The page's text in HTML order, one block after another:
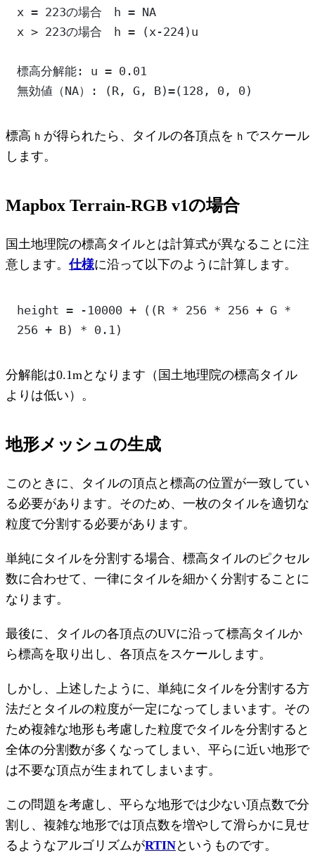
x = 223の場合　h = NA
x > 223の場合　h = (x-224)u
標高分解能: u = 0.01
無効値（NA）: (R, G, B)=(128, 0, 0)
標高 h が得られたら、タイルの各頂点を h でスケール
します。
Mapbox Terrain-RGB v1の場合
国土地理院の標高タイルとは計算式が異なることに注
意します。仕様に沿って以下のように計算します。
height = -10000 + ((R * 256 * 256 + G *
256 + B) * 0.1)
分解能は0.1mとなります（国土地理院の標高タイル
よりは低い）。
地形メッシュの生成
このときに、タイルの頂点と標高の位置が一致してい
る必要があります。そのため、一枚のタイルを適切な
粒度で分割する必要があります。
単純にタイルを分割する場合、標高タイルのピクセル
数に合わせて、一律にタイルを細かく分割することに
なります。
最後に、タイルの各頂点のUVに沿って標高タイルか
ら標高を取り出し、各頂点をスケールします。
しかし、上述したように、単純にタイルを分割する方
法だとタイルの粒度が一定になってしまいます。その
ため複雑な地形も考慮した粒度でタイルを分割すると
全体の分割数が多くなってしまい、平らに近い地形で
は不要な頂点が生まれてしまいます。
この問題を考慮し、平らな地形では少ない頂点数で分
割し、複雑な地形では頂点数を増やして滑らかに見せ
るようなアルゴリズムがRTINというものです。